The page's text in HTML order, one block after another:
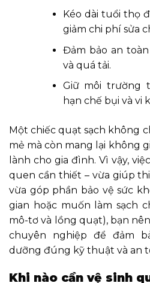
Kéo dài tuổi thọ
giảm chi phí sửa
Đảm bảo an
và quá tải.
Giữ môi trường
hạn chế bụi và vi
Một chiếc quạt sạch không
mẻ mà còn mang lại không
lành cho gia đình. Vì vậy,
quen cần thiết – vừa giúp
vừa góp phần bảo vệ sức
gian hoặc muốn làm sạch
mô-tơ và lồng quạt), bạn
chuyên nghiệp để đảm
dưỡng đúng kỹ thuật và an
Khi nào cần vệ sinh